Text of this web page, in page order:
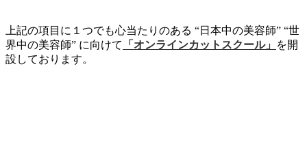
上記の項目に１つでも心当たりのある “日本中の美容師” “世
界中の美容師” に向けて
「オンラインカットスクール」
を開
設しております。